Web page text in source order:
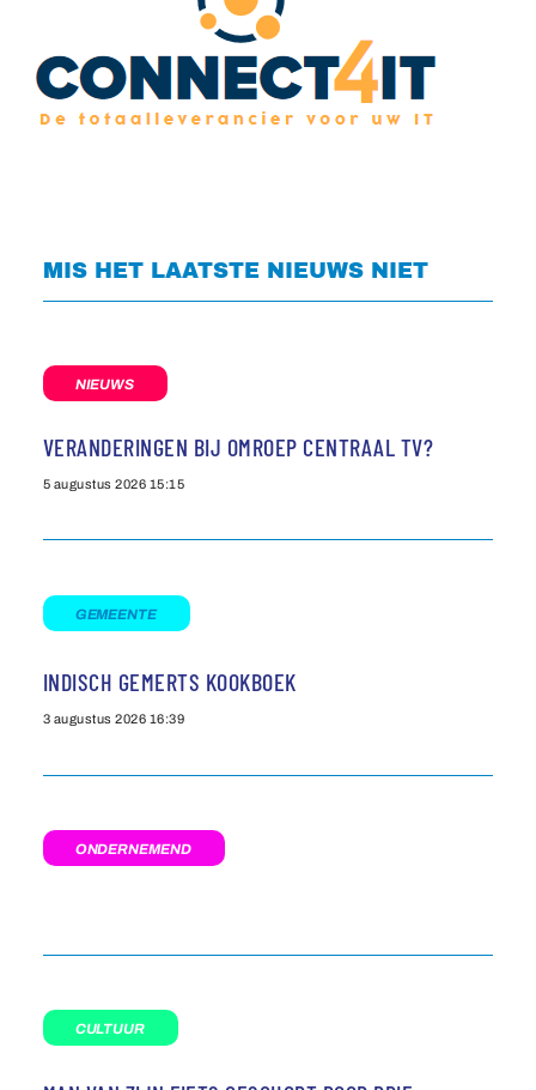
MIS HET LAATSTE NIEUWS NIET
NIEUWS
VERANDERINGEN BIJ OMROEP CENTRAAL TV?
5 augustus 2026 15:15
GEMEENTE
INDISCH GEMERTS KOOKBOEK
3 augustus 2026 16:39
ONDERNEMEND
CULTUUR